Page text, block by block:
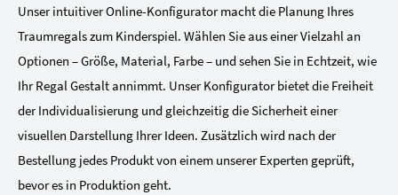
Unser intuitiver Online-Konfigurator macht die Planung Ihres
Traumregals zum Kinderspiel. Wählen Sie aus einer Vielzahl an
Optionen – Größe, Material, Farbe – und sehen Sie in Echtzeit, wie
Ihr Regal Gestalt annimmt. Unser Konfigurator bietet die Freiheit
der Individualisierung und gleichzeitig die Sicherheit einer
visuellen Darstellung Ihrer Ideen. Zusätzlich wird nach der
Bestellung jedes Produkt von einem unserer Experten geprüft,
bevor es in Produktion geht.